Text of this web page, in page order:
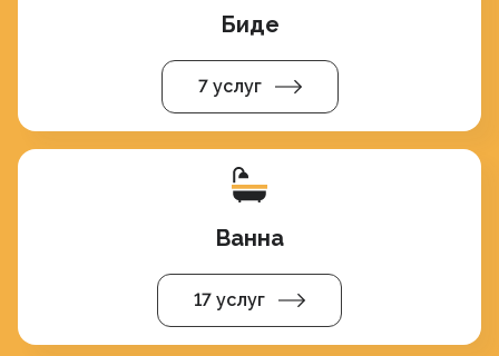
Биде
7 услуг
Ванна
17 услуг